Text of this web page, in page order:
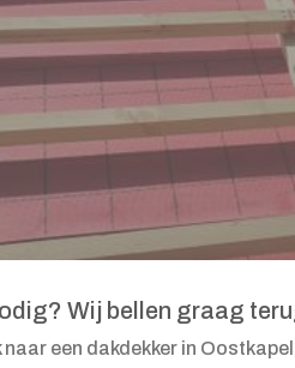
Wij bellen graag
naar een dakdekker in